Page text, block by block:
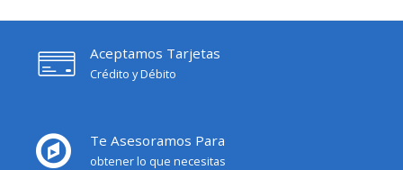
Aceptamos Tarjetas
Crédito y Débito
Te Asesoramos Para
obtener lo que necesitas